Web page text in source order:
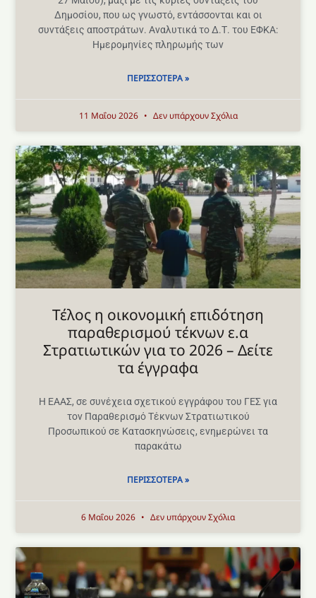
Δημοσίου, που ως γνωστό, εντάσσονται και οι
συντάξεις αποστράτων. Αναλυτικά το Δ.Τ. του ΕΦΚΑ:
Ημερομηνίες πληρωμής των
ΠΕΡΙΣΣΌΤΕΡΑ »
11 Μαΐου 2026 Δεν υπάρχουν Σχόλια
Τέλος η οικονομική επιδότηση
παραθερισμού τέκνων ε.α
Στρατιωτικών για το 2026 – Δείτε
τα έγγραφα
Η ΕΑΑΣ, σε συνέχεια σχετικού εγγράφου του ΓΕΣ για
τον Παραθερισμό Τέκνων Στρατιωτικού
Προσωπικού σε Κατασκηνώσεις, ενημερώνει τα
παρακάτω
ΠΕΡΙΣΣΌΤΕΡΑ »
6 Μαΐου 2026 Δεν υπάρχουν Σχόλια